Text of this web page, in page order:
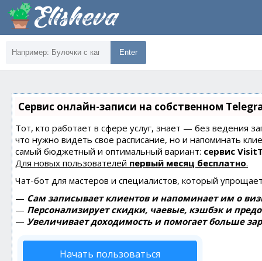
Enter
Сервис онлайн-записи на собственном
Тот, кто работает в сфере услуг, знает — без ведения
что нужно видеть свое расписание, но и напоминать
самый бюджетный и оптимальный вариант: сервис
Для новых пользователей первый месяц бесплатно.
Чат-бот для мастеров и специалистов, который
— Сам записывает клиентов и напоминает им о
— Персонализирует скидки, чаевые, кэшбэк и
— Увеличивает доходимость и помогает больше
Начать пользоваться